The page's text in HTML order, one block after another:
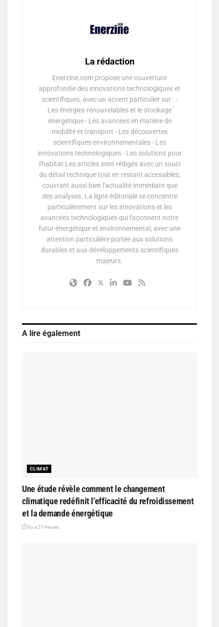
La rédaction
Enerzine.com propose une couverture
approfondie des innovations technologiques et
scientifiques, avec un accent particulier sur : -
Les énergies renouvelables et le stockage
énergétique - Les avancées en matière de
mobilité et transport - Les découvertes
scientifiques environnementales - Les
innovations technologiques - Les solutions pour
l'habitat Les articles sont rédigés avec un souci
du détail technique tout en restant accessibles,
couvrant aussi bien l'actualité immédiate que
des analyses. La ligne éditoriale se concentre
particulièrement sur les innovations et les
avancées technologiques qui façonnent notre
futur énergétique et environnemental, avec une
attention particulière portée aux solutions
durables et aux développements scientifiques
majeurs.
A lire également
CLIMAT
Une étude révèle comment le changement
climatique redéfinit l’efficacité du refroidissement
et la demande énergétique
il y a 21 heures